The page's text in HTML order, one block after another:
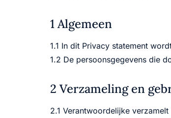
1 Algemeen
1.1 In dit Privacy statement
1.2 De persoonsgegevens die
2 Verzameling en
2.1 Verantwoordelijke